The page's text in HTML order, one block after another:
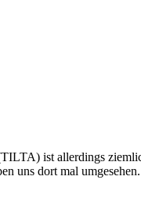
ist allerdings
uns dort mal umgesehen.